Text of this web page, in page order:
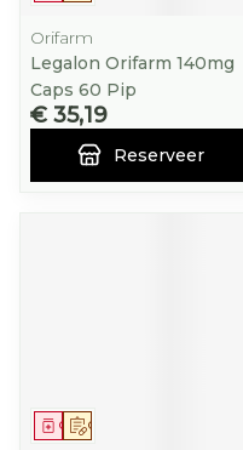
Orifarm
Legalon Orifarm 140mg
Caps 60 Pip
€ 35,19
Reserveer
Op voorschrift
Geneesmiddel